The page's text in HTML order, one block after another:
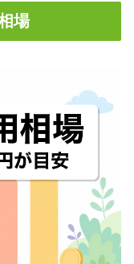
場